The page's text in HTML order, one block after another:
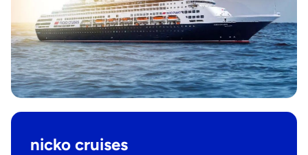
nicko cruises